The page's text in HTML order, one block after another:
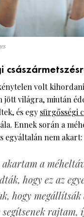
volt
jött világra, miután
és egy sürgősségi
Ennek során a
egyáltalán nem akart:
akartam a
hogy ez az
hogy megállítsák
segítsenek rajtam,